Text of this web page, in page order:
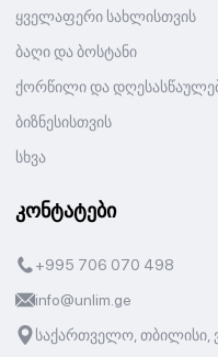
ყველაფერი სახლისთვის
ბაღი და ბოსტანი
ქორწილი და
ბიზნესისთვის
სხვა
კონტატები
+995 706 070 498
info@unlim.ge
საქართველო, თბილისი,